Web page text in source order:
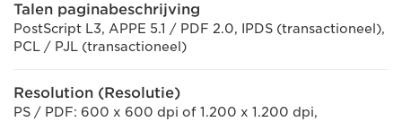
Talen paginabeschrijving
PostScript L3, APPE 5.1 / PDF 2.0, IPDS (transactioneel),
PCL / PJL (transactioneel)
Resolution (Resolutie)
PS / PDF: 600 x 600 dpi of 1.200 x 1.200 dpi,